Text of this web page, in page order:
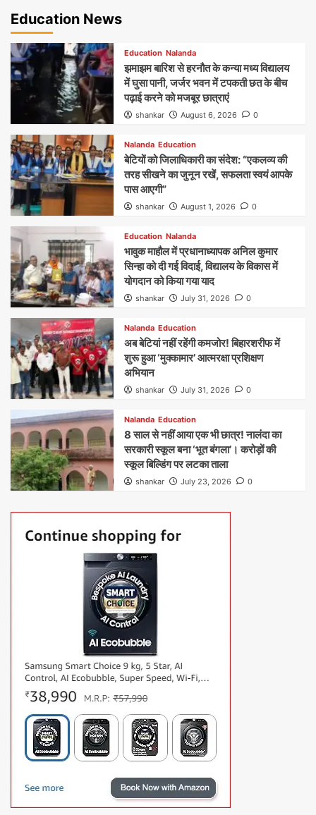
Education News
Education Nalanda
झमाझम बारिश से हरनौत के कन्या मध्य विद्यालय
में घुसा पानी, जर्जर भवन में टपकती छत के बीच
पढ़ाई करने को मजबूर छात्राएं
shankar August 6, 2026 0
Nalanda Education
बेटियों को जिलाधिकारी का संदेश: “एकलव्य की
तरह सीखने का जुनून रखें, सफलता स्वयं आपके
पास आएगी”
shankar August 1, 2026 0
Education Nalanda
भावुक माहौल में प्रधानाध्यापक अनिल कुमार
सिन्हा को दी गई विदाई, विद्यालय के विकास में
योगदान को किया गया याद
shankar July 31, 2026 0
Nalanda Education
अब बेटियां नहीं रहेंगी कमजोर! बिहारशरीफ में
शुरू हुआ ‘मुक्कामार’ आत्मरक्षा प्रशिक्षण
अभियान
shankar July 31, 2026 0
Nalanda Education
8 साल से नहीं आया एक भी छात्र! नालंदा का
सरकारी स्कूल बना ‘भूत बंगला’। करोड़ों की
स्कूल बिल्डिंग पर लटका ताला
shankar July 23, 2026 0